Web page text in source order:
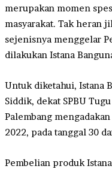
merupakan momen
masyarakat. Tak heran
sejenisnya menggelar
dilakukan Istana
Untuk diketahui, Istana
Siddik, dekat SPBU
Palembang
2022, pada tanggal 30
Pembelian produk